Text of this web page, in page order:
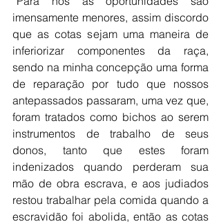
imensamente menores, assim discordo
que as cotas sejam uma maneira de
inferiorizar componentes da raça,
sendo na minha concepção uma forma
de reparação por tudo que nossos
antepassados passaram, uma vez que,
foram tratados como bichos ao serem
instrumentos de trabalho de seus
donos, tanto que estes foram
indenizados quando perderam sua
mão de obra escrava, e aos judiados
restou trabalhar pela comida quando a
escravidão foi abolida, então as cotas